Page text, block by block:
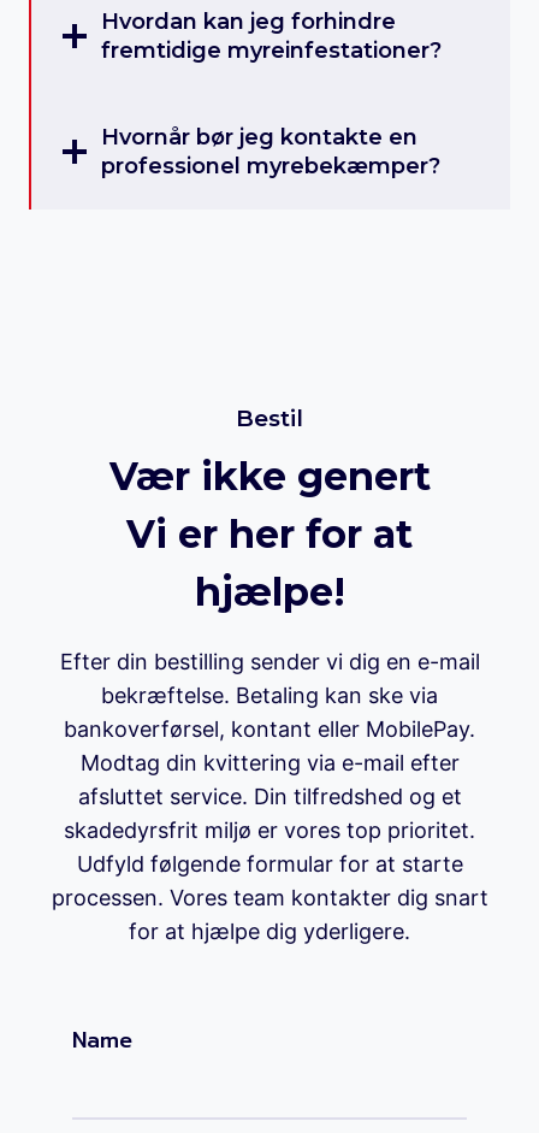
Hvordan kan jeg forhindre
fremtidige myreinfestationer?
Hvornår bør jeg kontakte en
professionel myrebekæmper?
Bestil
Vær ikke genert
Vi er her for at
hjælpe!
Efter din bestilling sender vi dig en e-mail
bekræftelse. Betaling kan ske via
bankoverførsel, kontant eller MobilePay.
Modtag din kvittering via e-mail efter
afsluttet service. Din tilfredshed og et
skadedyrsfrit miljø er vores top prioritet.
Udfyld følgende formular for at starte
processen. Vores team kontakter dig snart
for at hjælpe dig yderligere.
Name